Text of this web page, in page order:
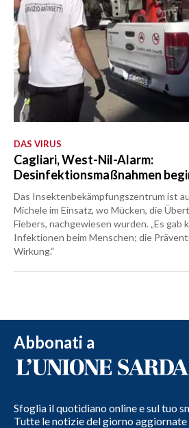
DAS VIRUS
Cagliari, West-Nil-Alarm:
Desinfektionsmaßnahmen
Das Insektenbekämpfungszentrum ist
Michele im Einsatz, wo Mücken, die
Fiebers, nachgewiesen wurden. „Es gab
Infektionen beim Menschen; die
Wirkung.“
Abbonati a
Sfoglia il quotidiano online e sul tuo
Tutte le notizie del giorno